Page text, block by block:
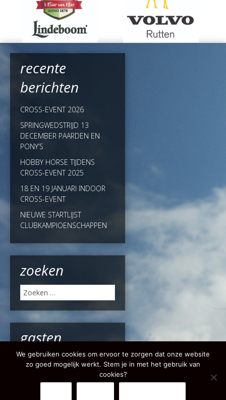
recente
berichten
CROSS-EVENT 2026
SPRINGWEDSTRIJD 13
DECEMBER PAARDEN EN
PONY’S
HOBBY HORSE TIJDENS
CROSS-EVENT 2025
18 EN 19 JANUARI INDOOR
CROSS-EVENT
NIEUWE STARTLIJST
CLUBKAMPIOENSCHAPPEN
zoeken
Zoeken
naar:
gasten
Online:2 Gasten, 67 Bots
We gebruiken cookies om ervoor te zorgen dat onze website
zo goed mogelijk werkt. Stem je in met het gebruik van
cookies?